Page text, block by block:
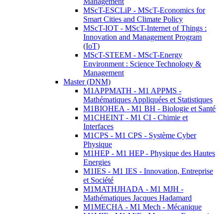
MScT-ESCLiP - MScT-Economics for
Smart Cities and Climate Policy
MScT-IOT - MScT-Internet of Things :
Innovation and Management Program
(IoT)
MScT-STEEM - MScT-Energy
Environment : Science Technology &
Management
Master (DNM)
M1APPMATH - M1 APPMS -
Mathématiques Appliquées et Statistiques
M1BIOHEA - M1 BH - Biologie et Santé
M1CHEINT - M1 CI - Chimie et
Interfaces
M1CPS - M1 CPS - Système Cyber
Physique
M1HEP - M1 HEP - Physique des Hautes
Energies
M1IES - M1 IES - Innovation, Entreprise
et Société
M1MATHJHADA - M1 MJH -
Mathématiques Jacques Hadamard
M1MECHA - M1 Mech - Mécanique